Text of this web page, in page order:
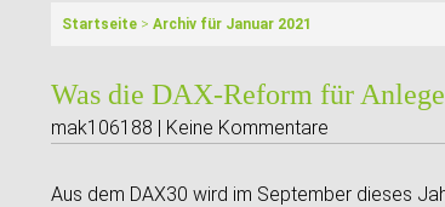
Startseite > Archiv für Januar 2021
Was die DAX-Reform für
mak106188 | Keine Kommentare
Aus dem DAX30 wird im September dieses